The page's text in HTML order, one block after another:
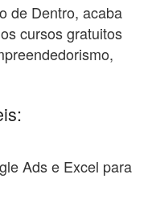
de Dentro, acaba
cursos gratuitos
Ads e Excel para